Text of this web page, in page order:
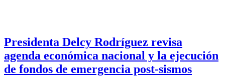
Presidenta Delcy Rodríguez revisa
agenda económica nacional y la ejecución
de fondos de emergencia post-sismos